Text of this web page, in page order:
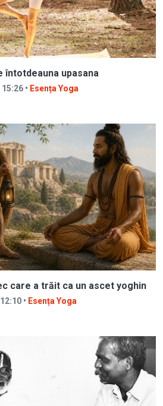
întotdeauna upasana
• Esența Yoga
care a trăit ca un ascet yoghin
• Esența Yoga